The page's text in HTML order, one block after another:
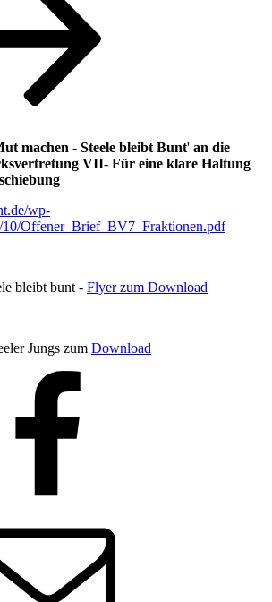
machen - Steele bleibt Bunt' an die
VII- Für eine klare Haltung
wp-
10/Offener_Brief_BV7_Fraktionen.pdf
bleibt bunt - Flyer zum Download
Jungs zum Download